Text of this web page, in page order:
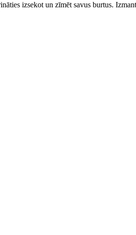
izsekot un zīmēt savus burtus.